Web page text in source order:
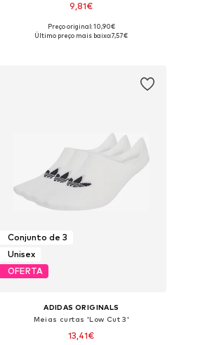
9,81€
Tamanhos disponíveis: 37-38, 39-40, 41-42
Preço original: 10,90€
Último preço mais baixo:7,57€
Conjunto de 3
Unisex
OFERTA
ADIDAS ORIGINALS
Meias curtas 'Low Cut 3'
13,41€